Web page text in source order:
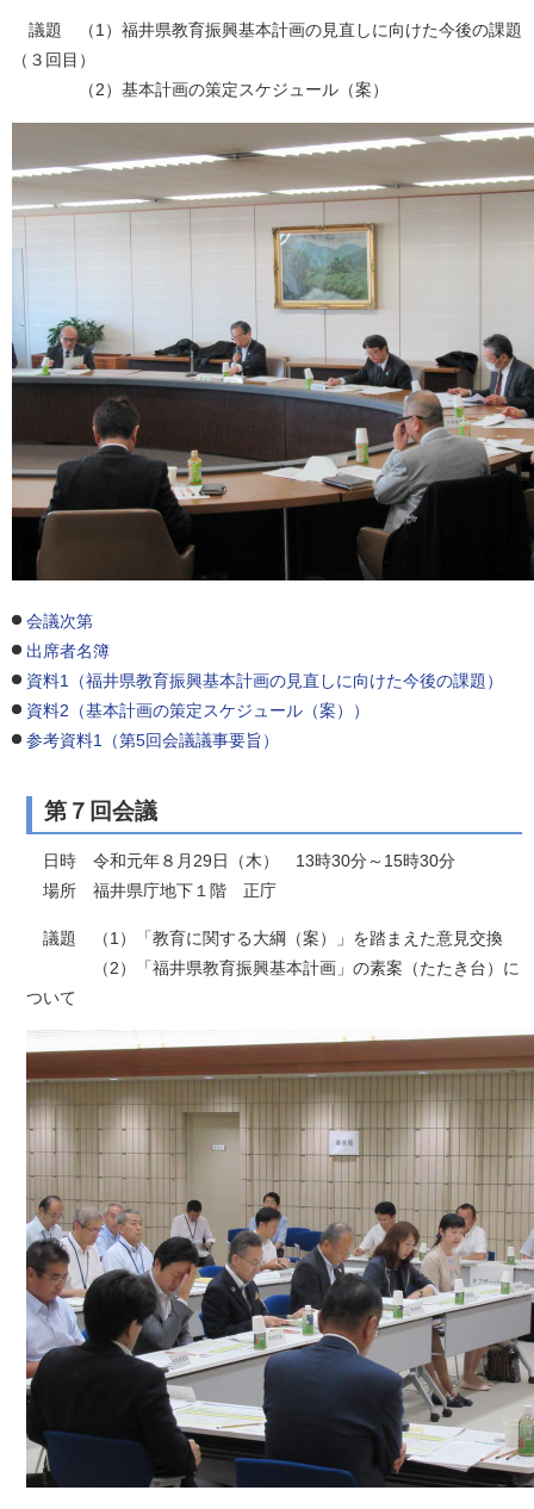
議題 （1）福井県教育振興基本計画の見直しに向けた今後の課題
（３回目）
（2）基本計画の策定スケジュール（案）
会議次第
出席者名簿
資料1（福井県教育振興基本計画の見直しに向けた今後の課題）
資料2（基本計画の策定スケジュール（案））
参考資料1（第5回会議議事要旨）
第７回会議
日時 令和元年８月29日（木） 13時30分～15時30分
場所 福井県庁地下１階 正庁
議題 （1）「教育に関する大綱（案）」を踏まえた意見交換
（2）「福井県教育振興基本計画」の素案（たたき台）に
ついて